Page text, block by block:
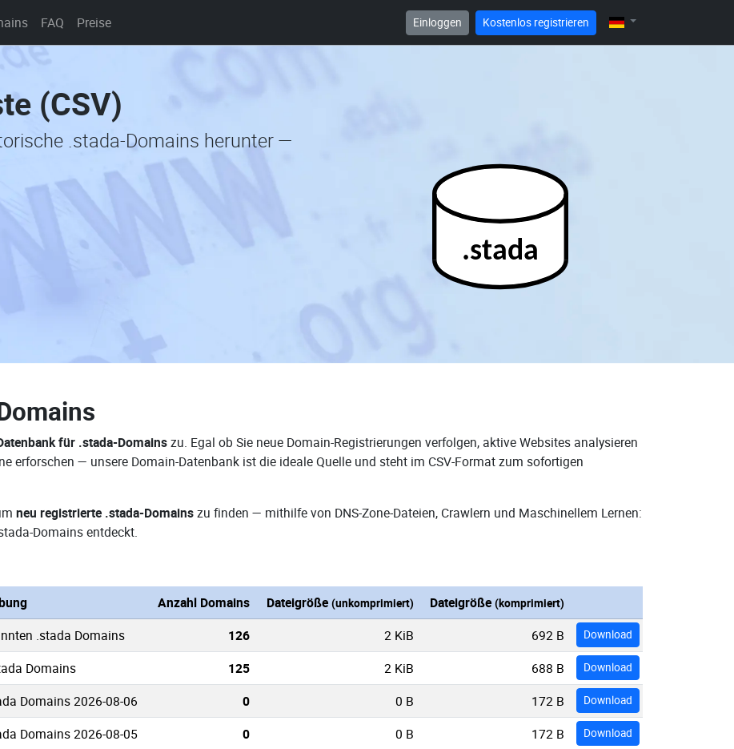
FAQ Preise Einloggen Kostenlos registrieren
(CSV)
.stada-Domains herunter —
.stada
für .stada-Domainszu. Egal ob Sie neue Domain-Registrierungen verfolgen, aktive Websites analysieren
erforschen — unsere Domain-Datenbank ist die ideale Quelle und steht im CSV-Format zum sofortigen
neu registrierte .stada-Domainszu finden — mithilfe von DNS-Zone-Dateien, Crawlern und Maschinellem Lernen:
Domains entdeckt.
Anzahl Domains Dateigröße (unkomprimiert) Dateigröße (komprimiert)
.stada Domains 126 2 KiB 692 B Download
Domains 125 2 KiB 688 B Download
Domains 2026-08-06 0 0 B 172 B Download
Domains 2026-08-05 0 0 B 172 B Download